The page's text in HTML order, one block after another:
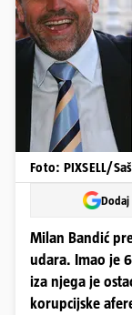
Foto: PIXSELL/
Dodaj
Milan Bandić
udara. Imao je
iza njega je
korupcijske